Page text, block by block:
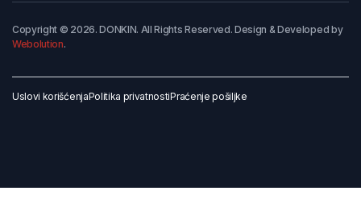
Copyright © 2026. DONKIN. All Rights Reserved. Design & Developed by
Webolution.
Uslovi korišćenjaPolitika privatnostiPraćenje pošiljke